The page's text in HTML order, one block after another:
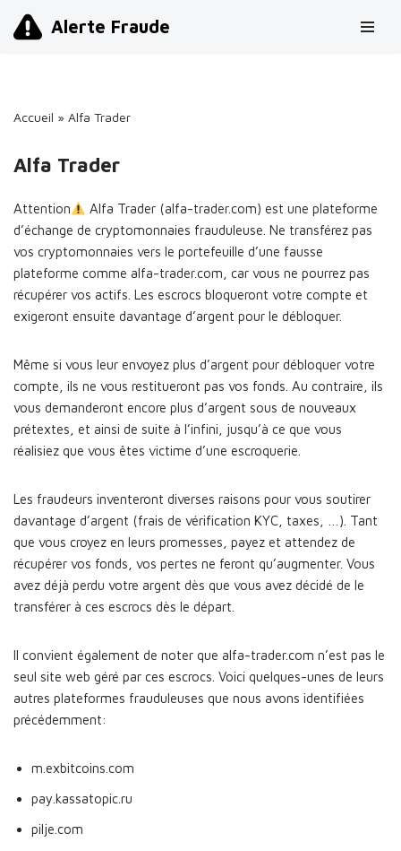
Alerte Fraude
Accueil » Alfa Trader
Alfa Trader
Attention
Alfa Trader (alfa-trader.com) est une plateforme
d’échange de cryptomonnaies frauduleuse. Ne transférez pas
vos cryptomonnaies vers le portefeuille d’une fausse
plateforme comme alfa-trader.com, car vous ne pourrez pas
récupérer vos actifs. Les escrocs bloqueront votre compte et
exigeront ensuite davantage d’argent pour le débloquer.
Même si vous leur envoyez plus d’argent pour débloquer votre
compte, ils ne vous restitueront pas vos fonds. Au contraire, ils
vous demanderont encore plus d’argent sous de nouveaux
prétextes, et ainsi de suite à l’infini, jusqu’à ce que vous
réalisiez que vous êtes victime d’une escroquerie.
Les fraudeurs inventeront diverses raisons pour vous soutirer
davantage d’argent (frais de vérification KYC, taxes, …). Tant
que vous croyez en leurs promesses, payez et attendez de
récupérer vos fonds, vos pertes ne feront qu’augmenter. Vous
avez déjà perdu votre argent dès que vous avez décidé de le
transférer à ces escrocs dès le départ.
Il convient également de noter que alfa-trader.com n’est pas le
seul site web géré par ces escrocs. Voici quelques-unes de leurs
autres plateformes frauduleuses que nous avons identifiées
précédemment:
m.exbitcoins.com
pay.kassatopic.ru
pilje.com